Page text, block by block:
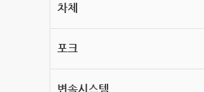
차체
포크
변속시스템